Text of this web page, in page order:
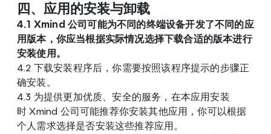
四、应用的安装与卸载
4.1 Xmind 公司可能为不同的终端设备开发了不同的应
用版本，你应当根据实际情况选择下载合适的版本进行
安装使用。
4.2 下载安装程序后，你需要按照该程序提示的步骤正
确安装。
4.3 为提供更加优质、安全的服务，在本应用安装
时 Xmind 公司可能推荐你安装其他应用，你可以根据
个人需求选择是否安装这些推荐应用。